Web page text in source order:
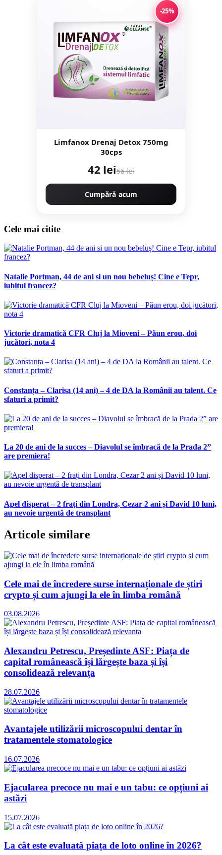
-25%
Limfanox Drenaj Detox 750mg
30cps
42 lei56 lei
Cumpără acum
Cele mai citite
Natalie Portman, 44 de ani si un nou bebeluș! Cine e Tepr,
iubitul francez?
Victorie dramatică CFR Cluj la Mioveni – Păun erou, doi
jucători, nota 4
Constanța – Clarisa (14 ani) – 4 de DA la Românii au talent. Ce
sfaturi a primit?
La 20 de ani de la succes – Diavolul se îmbracă de la Prada 2”
are premiera!
Apel disperat – 2 frați din Londra, Cezar 2 ani și David 10 luni,
au nevoie urgentă de transplant
Articole similare
Cele mai de încredere surse internaționale de știri
crypto și cum ajungi la ele în limba română
03.08.2026
Alexandru Petrescu, Președinte ASF: Piața de
capital românească își lărgește baza și își
consolidează relevanța
28.07.2026
Avantajele utilizării microscopului dentar în
tratamentele stomatologice
16.07.2026
Ejacularea precoce nu mai e un tabu: ce opțiuni ai
astăzi
15.07.2026
La cât este evaluată piața de loto online în 2026?